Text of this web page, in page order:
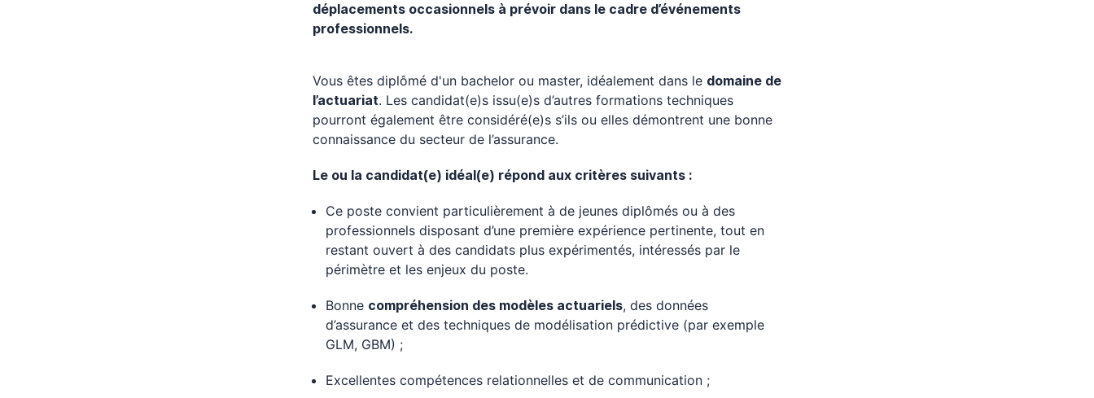
déplacements occasionnels à prévoir dans le cadre d’événements
professionnels.
Vous êtes diplômé d'un bachelor ou master, idéalement dans le domaine de
l’actuariat. Les candidat(e)s issu(e)s d’autres formations techniques
pourront également être considéré(e)s s’ils ou elles démontrent une bonne
connaissance du secteur de l’assurance.
Le ou la candidat(e) idéal(e) répond aux critères suivants :
Ce poste convient particulièrement à de jeunes diplômés ou à des
professionnels disposant d’une première expérience pertinente, tout en
restant ouvert à des candidats plus expérimentés, intéressés par le
périmètre et les enjeux du poste.
Bonne compréhension des modèles actuariels, des données
d’assurance et des techniques de modélisation prédictive (par exemple
GLM, GBM) ;
Excellentes compétences relationnelles et de communication ;